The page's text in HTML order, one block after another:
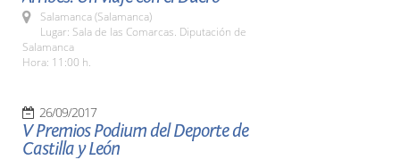
Salamanca (Salamanca)
Lugar: Sala de las Comarcas. Diputación de
Salamanca
Hora: 11:00 h.
26/09/2017
V Premios Podium del Deporte de
Castilla y León